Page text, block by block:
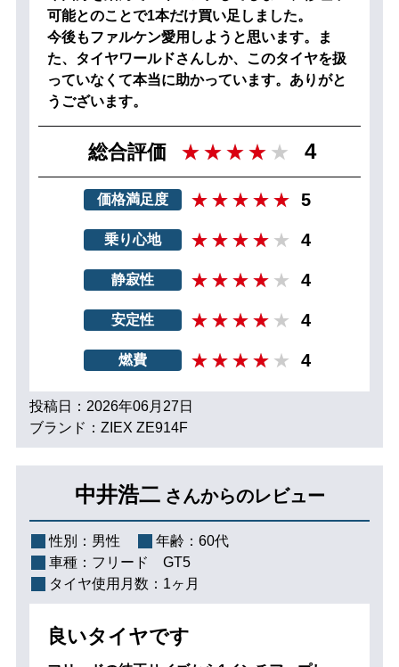
可能とのことで1本だけ買い足しました。
今後もファルケン愛用しようと思います。ま
た、タイヤワールドさんしか、このタイヤを扱
っていなくて本当に助かっています。ありがと
うございます。
総合評価 4
価格満足度 5
乗り心地 4
静寂性 4
安定性 4
燃費 4
投稿日：2026年06月27日
ブランド：ZIEX ZE914F
中井浩二 さんからのレビュー
性別： 男性 年齢： 60代
車種： フリード GT5
タイヤ使用月数： 1ヶ月
良いタイヤです